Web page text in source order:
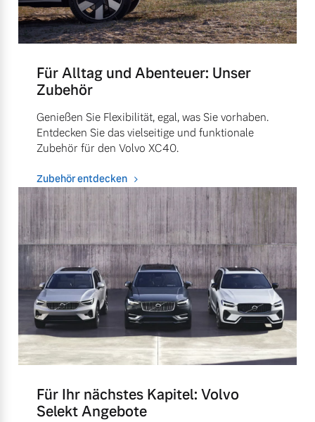
Für Alltag und Abenteuer: Unser
Zubehör
Genießen Sie Flexibilität, egal, was Sie vorhaben.
Entdecken Sie das vielseitige und funktionale
Zubehör für den Volvo XC40.
Zubehör entdecken
Für Ihr nächstes Kapitel: Volvo
Selekt Angebote